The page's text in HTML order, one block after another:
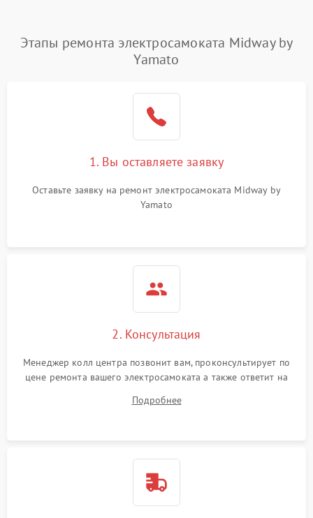
Этапы ремонта электросамоката Midway by
Yamato
1. Вы оставляете заявку
Оставьте заявку на ремонт электросамоката Midway by
Yamato
2. Консультация
Менеджер колл центра позвонит вам, проконсультирует по
цене ремонта вашего электросамоката а также ответит на
Подробнее